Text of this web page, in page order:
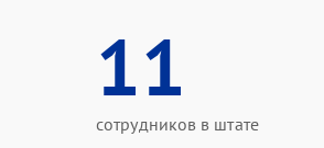
11
сотрудников в штате